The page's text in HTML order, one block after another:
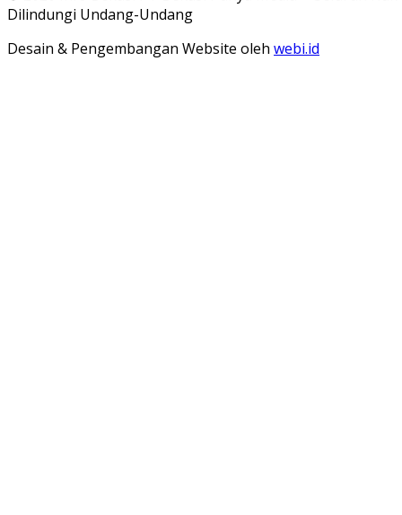
Dilindungi Undang-Undang
Desain & Pengembangan Website oleh webi.id